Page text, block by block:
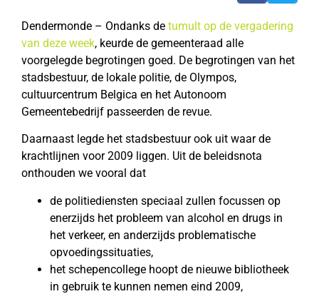
Dendermonde – Ondanks de tumult op de vergadering
van deze week, keurde de gemeenteraad alle
voorgelegde begrotingen goed. De begrotingen van het
stadsbestuur, de lokale politie, de Olympos,
cultuurcentrum Belgica en het Autonoom
Gemeentebedrijf passeerden de revue.
Daarnaast legde het stadsbestuur ook uit waar de
krachtlijnen voor 2009 liggen. Uit de beleidsnota
onthouden we vooral dat
de politiediensten speciaal zullen focussen op
enerzijds het probleem van alcohol en drugs in
het verkeer, en anderzijds problematische
opvoedingssituaties,
het schepencollege hoopt de nieuwe bibliotheek
in gebruik te kunnen nemen eind 2009,